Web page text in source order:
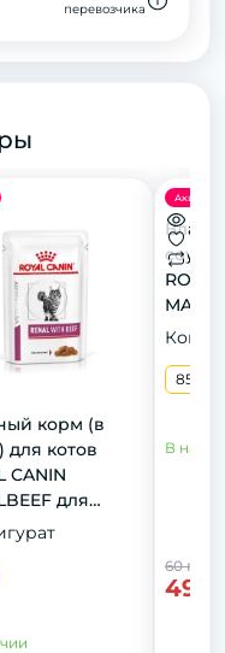
перевозчика
корм (в
для котов
CANIN
для
85 г
Акция
для
85 г
В
60 грн
49